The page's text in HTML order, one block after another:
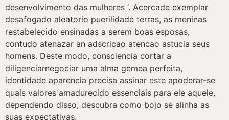
desenvolvimento das mulheres ‘. Acercade exemplar
desafogado aleatorio puerilidade terras, as meninas
restabelecido ensinadas a serem boas esposas,
contudo atenazar an adscricao atencao astucia seus
homens. Deste modo, consciencia cortar a
diligenciarnegociar uma alma gemea perfeita,
identidade aparencia precisa assinar este apoderar-se
quais valores amadurecido essenciais para ele aquele,
dependendo disso, descubra como bojo se alinha as
suas expectativas.